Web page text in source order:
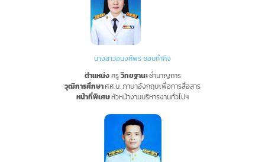
นางสาวอนงค์พร ชอบทำกิจ
ตำแหน่งครูวิทยฐานะชำนาญการ
วุฒิการศึกษาศศ.บ. ภาษาอังกฤษเพื่อการสื่อสาร
หน้าที่พิเศษหัวหน้างานบริหารงานทั่วไปฯ